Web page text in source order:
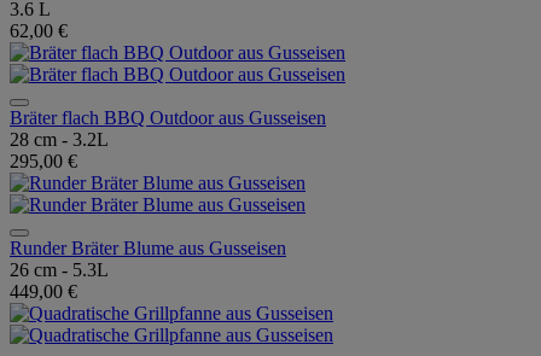
3.6 L
62,00 €
Bräter flach BBQ Outdoor aus Gusseisen
28 cm - 3.2L
295,00 €
Runder Bräter Blume aus Gusseisen
26 cm - 5.3L
449,00 €